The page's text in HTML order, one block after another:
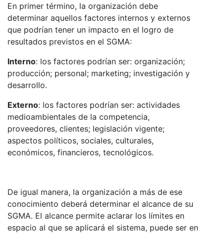
En primer término, la organización debe
determinar aquellos factores internos y externos
que podrían tener un impacto en el logro de
resultados previstos en el SGMA:
Interno: los factores podrían ser: organización;
producción; personal; marketing; investigación y
desarrollo.
Externo: los factores podrían ser: actividades
medioambientales de la competencia,
proveedores, clientes; legislación vigente;
aspectos políticos, sociales, culturales,
económicos, financieros, tecnológicos.
De igual manera, la organización a más de ese
conocimiento deberá determinar el alcance de su
SGMA. El alcance permite aclarar los límites en
espacio al que se aplicará el sistema, puede ser en